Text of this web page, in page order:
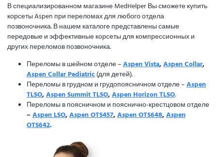
В специализированном магазине MedHelper Вы сможете купить
корсеты Aspen при переломах для любого отдела
позвоночника. В нашем каталоге представлены самые
передовые и эффективные корсеты для компрессионных и
других переломов позвоночника.
Переломы в шейном отделе –Aspen Vista,Aspen Collar,
Aspen Collar Pediatric(для детей).
Переломы в грудном и грудопоясничном отделе –Aspen
TLSO,Aspen Summit TLSO,Aspen Horizon TLSO.
Переломы в поясничном и пояснично-крестцовом отделе
–Aspen LSO,Aspen OTS457,Aspen OTS648,Aspen
OTS642.